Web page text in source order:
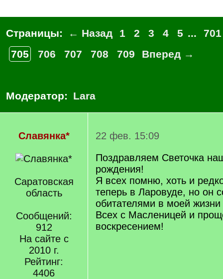
Страницы: ← Назад 1 2 3 4 5 ...
701
705
706 707 708 709 Вперед →
Модератор: Lara
Славянка*
Саратовская
область
Сообщений:
912
На сайте с
2010 г.
Рейтинг:
4406
22 фев. 15:09
Поздравляем Светочка
рождения!
Я всех помню, хоть и
теперь в Ларовуде, но он
обитателями в моей жизни
Всех с Масленицей и
воскресением!